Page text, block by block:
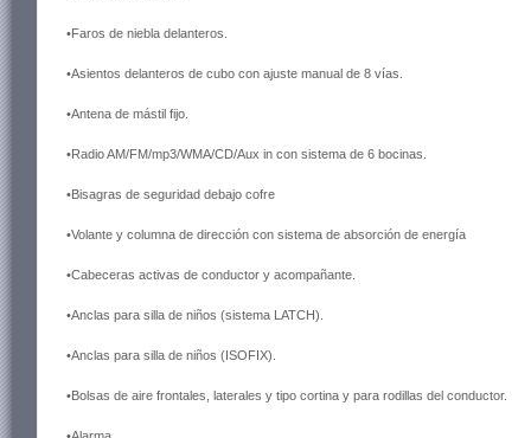
•Faros de niebla delanteros.
•Asientos delanteros de cubo con ajuste manual de 8 vías.
•Antena de mástil fijo.
•Radio AM/FM/mp3/WMA/CD/Aux in con sistema de 6 bocinas.
•Bisagras de seguridad debajo cofre
•Volante y columna de dirección con sistema de absorción de energía
•Cabeceras activas de conductor y acompañante.
•Anclas para silla de niños (sistema LATCH).
•Anclas para silla de niños (ISOFIX).
•Bolsas de aire frontales, laterales y tipo cortina y para rodillas del conductor.